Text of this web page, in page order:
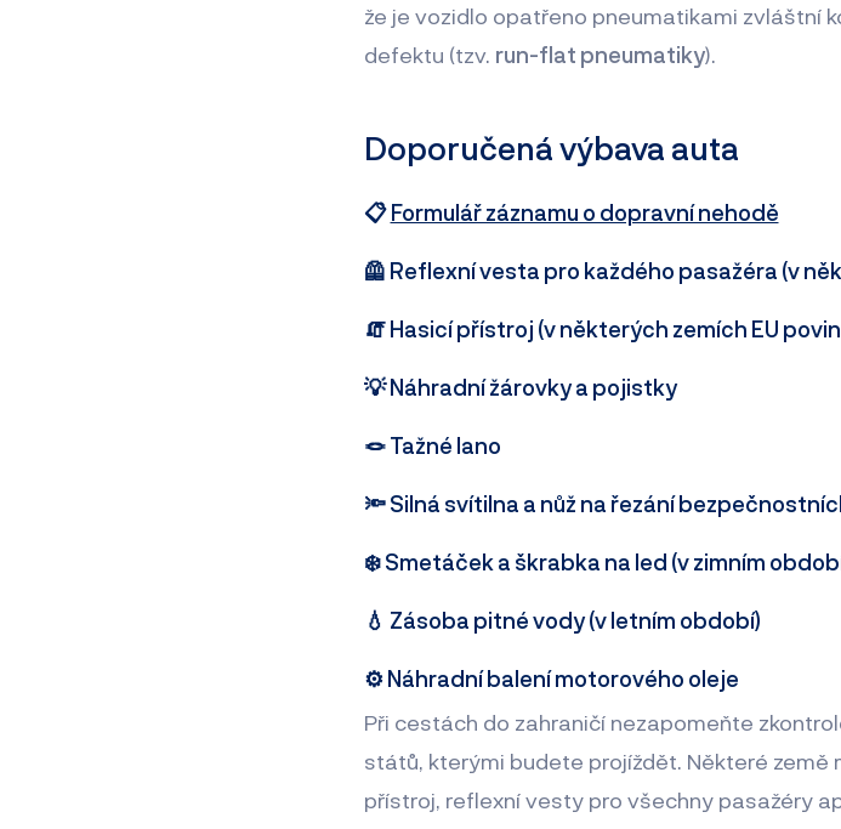
že je vozidlo opatřeno pneumatikami zvláštní
defektu (tzv. run-flat pneumatiky).
Doporučená výbava auta
📋Formulář záznamu o dopravní nehodě
🦺 Reflexní vesta pro každého pasažéra (v
🧯 Hasicí přístroj (v některých zemích EU
💡 Náhradní žárovky a pojistky
🪢 Tažné lano
🔦 Silná svítilna a nůž na řezání
❄️ Smetáček a škrabka na led (v zimním
💧 Zásoba pitné vody (v letním období)
⚙️ Náhradní balení motorového oleje
Při cestách do zahraničí nezapomeňte
států, kterými budete projíždět. Některé země
přístroj, reflexní vesty pro všechny pasažéry